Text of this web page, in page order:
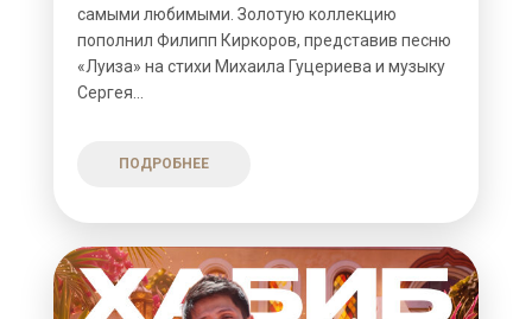
самыми любимыми. Золотую коллекцию
пополнил Филипп Киркоров, представив песню
«Луиза» на стихи Михаила Гуцериева и музыку
Сергея...
ПОДРОБНЕЕ